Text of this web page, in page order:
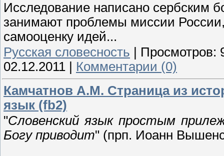
Исследование написано сербским
занимают проблемы миссии
самооценку идей...
Русская словесность
Просмотров:
02.12.2011
Комментарии (0)
Камчатнов А.М. Страница из
язык (fb2)
"Словенский язык простым
Богу приводит" (прп. Иоанн